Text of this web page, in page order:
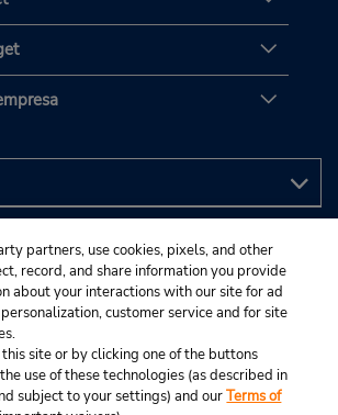
partners, use cookies, pixels, and other
record, and share information you provide
about your interactions with our site for ad
customer service and for site
site or by clicking one of the buttons
use of these technologies (as described in
subject to your settings) and ourTerms of